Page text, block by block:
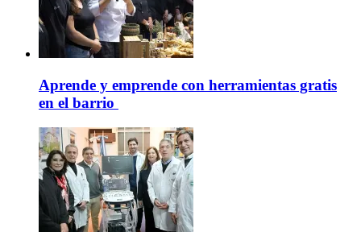
Aprende y emprende con herramientas gratis
en el barrio